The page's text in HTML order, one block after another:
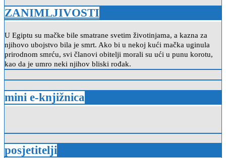
ZANIMLJIVOSTI
U Egiptu su mačke bile smatrane svetim životinjama, a kazna za
njihovo ubojstvo bila je smrt. Ako bi u nekoj kući mačka uginula
prirodnom smrću, svi članovi obitelji morali su ući u punu korotu,
kao da je umro neki njihov bliski rođak.
mini e-knjižnica
posjetitelji